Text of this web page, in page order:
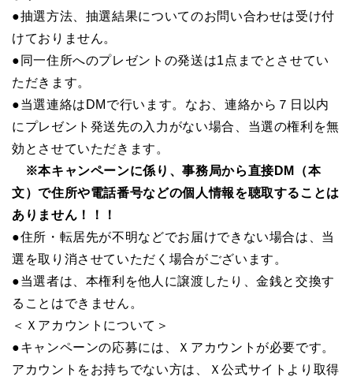
●抽選方法、抽選結果についてのお問い合わせは受け付
けておりません。
●同一住所へのプレゼントの発送は1点までとさせてい
ただきます。
●当選連絡はDMで行います。なお、連絡から７日以内
にプレゼント発送先の入力がない場合、当選の権利を無
効とさせていただきます。
※本キャンペーンに係り、事務局から直接DM（本
文）で住所や電話番号などの個人情報を聴取することは
ありません！！！
●住所・転居先が不明などでお届けできない場合は、当
選を取り消させていただく場合がございます。
●当選者は、本権利を他人に譲渡したり、金銭と交換す
ることはできません。
＜Ｘアカウントについて＞
●キャンペーンの応募には、Ｘアカウントが必要です。
アカウントをお持ちでない方は、Ｘ公式サイトより取得